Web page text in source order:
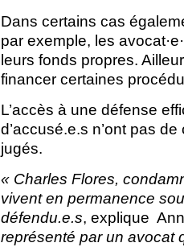
Dans certains cas
par exemple, les
leurs fonds propres.
financer certaines
L’accès à une défense
d’accusé.e.s n’ont pas
jugés.
« Charles Flores,
vivent en permanence
défendu.e.s, explique
représenté par un avocat